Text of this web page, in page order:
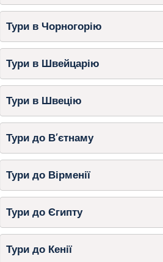
Тури в Чорногорію
Тури в Швейцарію
Тури в Швецію
Тури до В’єтнаму
Тури до Вірменії
Тури до Єгипту
Тури до Кенії